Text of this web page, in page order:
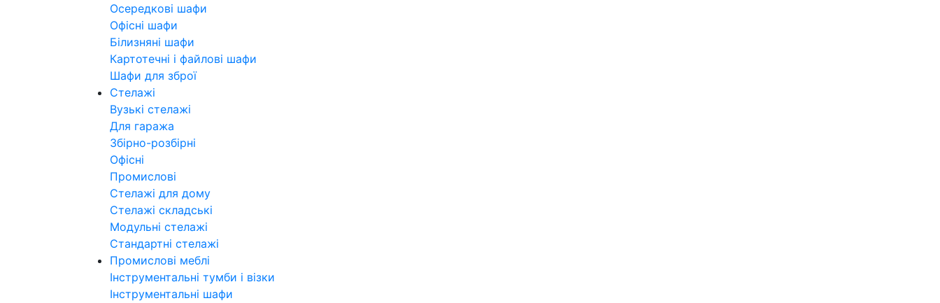
Осередкові шафи
Офісні шафи
Білизняні шафи
Картотечні і файлові шафи
Шафи для зброї
Стелажі
Вузькі стелажі
Для гаража
Збірно-розбірні
Офісні
Промислові
Стелажі для дому
Стелажі складські
Модульні стелажі
Стандартні стелажі
Промислові меблі
Інструментальні тумби і візки
Інструментальні шафи